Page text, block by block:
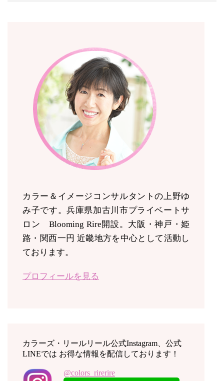
カラー＆イメージコンサルタントの上野ゆ
み子です。兵庫県加古川市プライベートサ
ロン Blooming Rire開設。 大阪・神戸・姫
路・関西一円 近畿地方を中心として活動し
ております。
プロフィールを見る
カラーズ・リールリール公式Instagram、公式
LINEでは お得な情報を配信しております！
@colors_rirerire